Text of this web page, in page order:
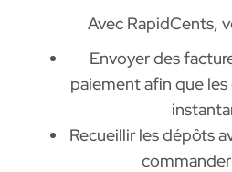
Avec RapidCents,
Envoyer des
paiement afin que
Recueillir les dépôts